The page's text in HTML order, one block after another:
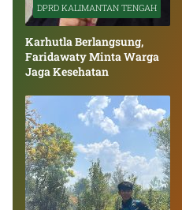
DPRD KALIMANTAN TENGAH
Karhutla Berlangsung,
Faridawaty Minta Warga
Jaga Kesehatan